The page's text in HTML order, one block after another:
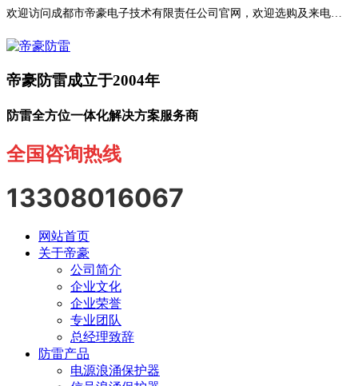
欢迎访问成都市帝豪电子技术有限责任公司官网，欢迎选购及来电咨询！
帝豪防雷成立于2004年
防雷全方位一体化解决方案服务商
全国咨询热线
13308016067
网站首页
关于帝豪
公司简介
企业文化
企业荣誉
专业团队
总经理致辞
防雷产品
电源浪涌保护器